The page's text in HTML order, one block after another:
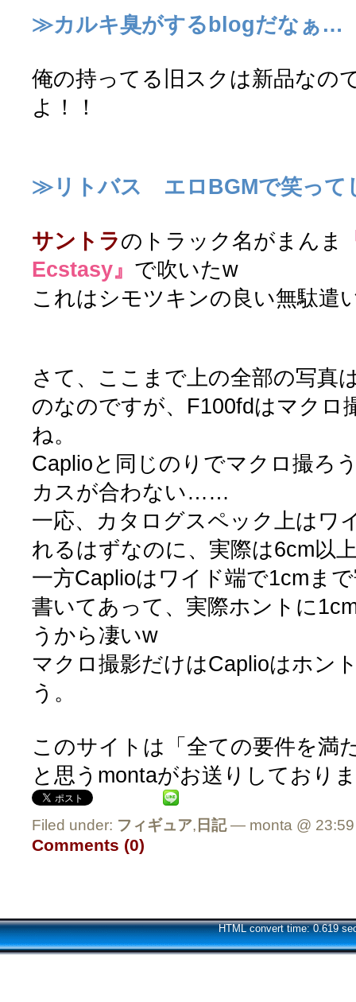
≫カルキ臭がするblogだなぁ…
俺の持ってる旧スクは新品なの
よ！！
≫リトバス エロBGMで笑って
サントラのトラック名がまんま
Ecstasy』 で吹いたw
これはシモツキンの良い無駄遣
さて、ここまで上の全部の写真
のなのですが、F100fdはマクロ
ね。
Caplioと同じのりでマクロ撮ろ
カスが合わない……
一応、カタログスペック上はワ
れるはずなのに、実際は6cm以
一方Caplioはワイド端で1cmま
書いてあって、実際ホントに
うから凄いw
マクロ撮影だけはCaplioはホン
う。
このサイトは「全ての要件を満
と思うmontaがお送りしており
Filed under: フィギュア, 日記— monta @ 23:59
Comments (0)
HTML convert time: 0.619